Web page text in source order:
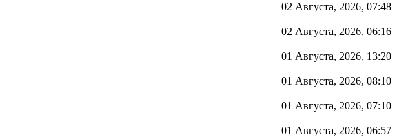
02 Августа, 2026, 07:48
02 Августа, 2026, 06:16
01 Августа, 2026, 13:20
01 Августа, 2026, 08:10
01 Августа, 2026, 07:10
01 Августа, 2026, 06:57